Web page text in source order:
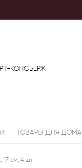
КОНСЬЕРЖ
ТОВАРЫ ДЛЯ ДОМА
17 см, 4 шт